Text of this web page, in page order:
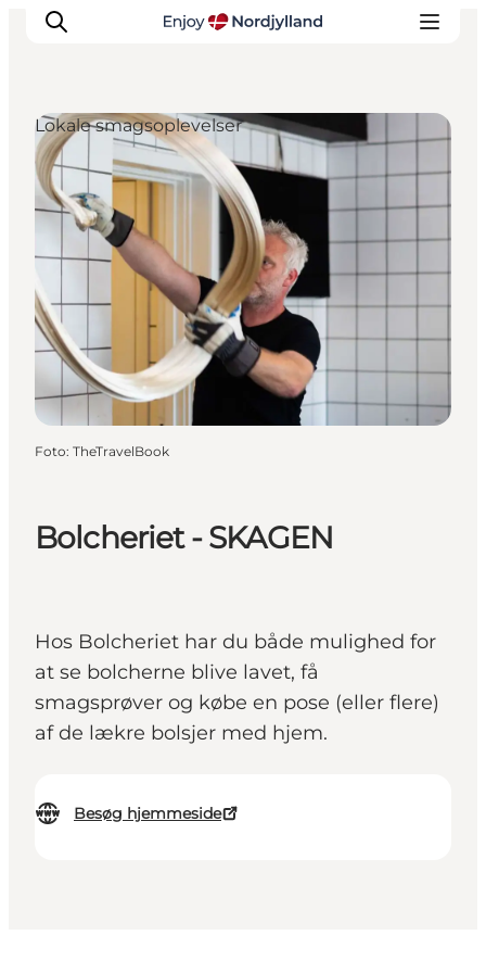
Oplevelser og aktiviteter
Planlæg din tur
Byer og steder
Det sker
For børn
Bolcheriet - SKAGEN
Hos Bolcheriet har du både mulighed for
at se bolcherne blive lavet, få
smagsprøver og købe en pose (eller flere)
af de lækre bolsjer med hjem.
Besøg hjemmeside
Lokale smagsoplevelser
Foto: TheTravelBook